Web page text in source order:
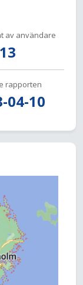
av användare
13
rapporten
04-10